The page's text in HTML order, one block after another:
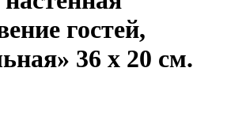
гостей,
36 х 20 см.